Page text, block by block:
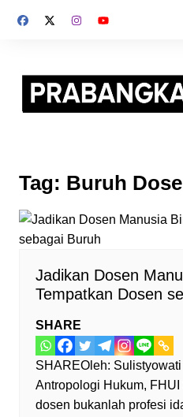
Tag: Buruh
Jadikan Dosen
Tempatkan Dosen
SHARE
SHAREOleh:
Antropologi Hukum,
dosen bukanlah profesi